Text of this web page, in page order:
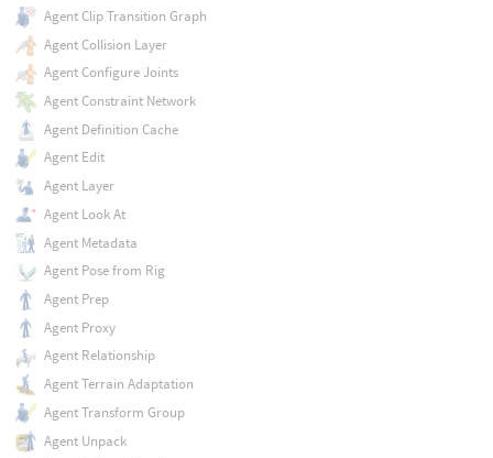
Agent Clip Transition Graph
Agent Collision Layer
Agent Configure Joints
Agent Constraint Network
Agent Definition Cache
Agent Edit
Agent Layer
Agent Look At
Agent Metadata
Agent Pose from Rig
Agent Prep
Agent Proxy
Agent Relationship
Agent Terrain Adaptation
Agent Transform Group
Agent Unpack